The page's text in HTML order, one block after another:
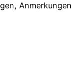
Anmerkungen